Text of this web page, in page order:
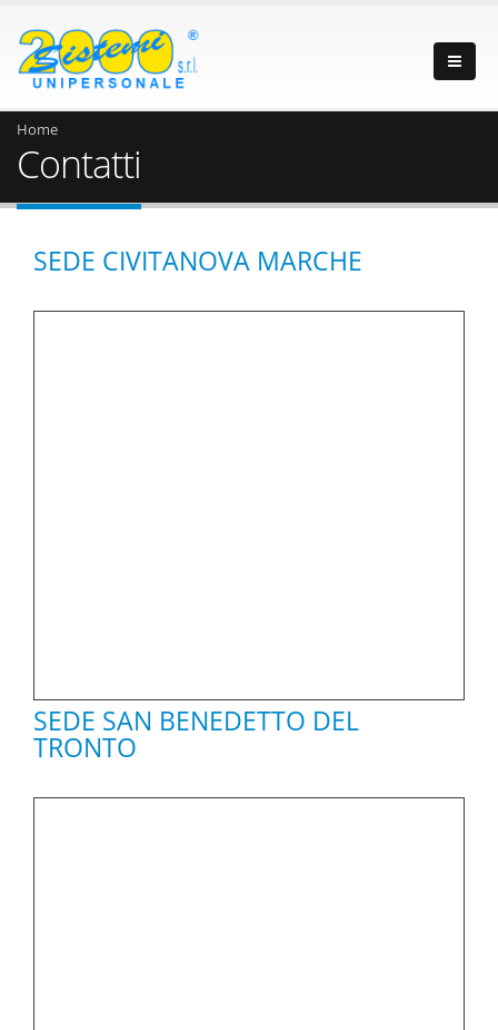
Home
Contatti
SEDE CIVITANOVA MARCHE
SEDE SAN BENEDETTO DEL
TRONTO